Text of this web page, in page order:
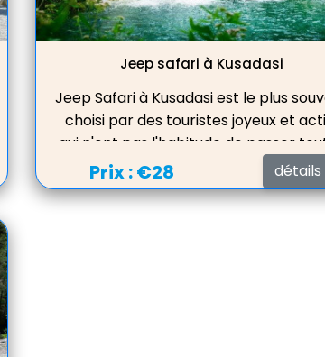
Jeep safari à Kusadasi
Jeep Safari à Kusadasi est le plus
choisi par des touristes joyeux et
qui n'ont pas l'habitude de passer
leurs vacances sur la plage près de
l'hôtel.
Prix :€28 détails